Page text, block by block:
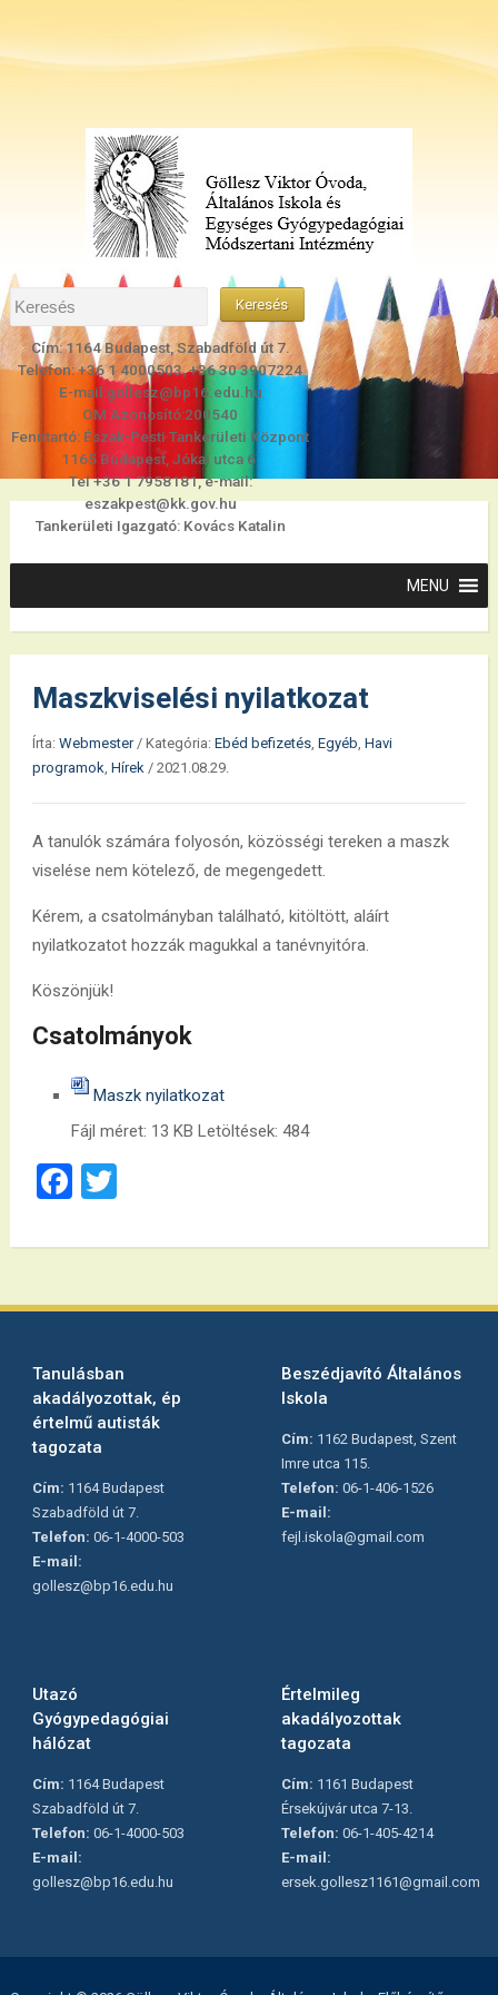
Cím: 1164 Budapest, Szabadföld út 7.
Telefon: +36 1 4000503, +36 30 3907224
E-mail:gollesz@bp16.edu.hu
OM Azonosító:200540
Fenntartó: Észak-Pesti Tankerületi Központ
1165 Budapest, Jókai utca 6.
Tel +36 1 7958181, e-mail:
eszakpest@kk.gov.hu
Tankerületi Igazgató: Kovács Katalin
Maszkviselési nyilatkozat
Írta: Webmester/ Kategória: Ebéd befizetés, Egyéb, Havi
programok, Hírek/ 2021.08.29.
A tanulók számára folyosón, közösségi tereken a maszk
viselése nem kötelező, de megengedett.
Kérem, a csatolmányban található, kitöltött, aláírt
nyilatkozatot hozzák magukkal a tanévnyitóra.
Köszönjük!
Csatolmányok
Maszk nyilatkozat
Fájl méret: 13 KB Letöltések: 484
Facebook
Twitter
Tanulásban
akadályozottak, ép
értelmű autisták
tagozata
Cím: 1164 Budapest
Szabadföld út 7.
Telefon: 06-1-4000-503
E-mail:
gollesz@bp16.edu.hu
Beszédjavító Általános
Iskola
Cím: 1162 Budapest, Szent
Imre utca 115.
Telefon: 06-1-406-1526
E-mail:
fejl.iskola@gmail.com
Utazó
Gyógypedagógiai
hálózat
Cím: 1164 Budapest
Szabadföld út 7.
Telefon: 06-1-4000-503
E-mail:
gollesz@bp16.edu.hu
Értelmileg
akadályozottak
tagozata
Cím: 1161 Budapest
Érsekújvár utca 7-13.
Telefon: 06-1-405-4214
E-mail:
ersek.gollesz1161@gmail.com